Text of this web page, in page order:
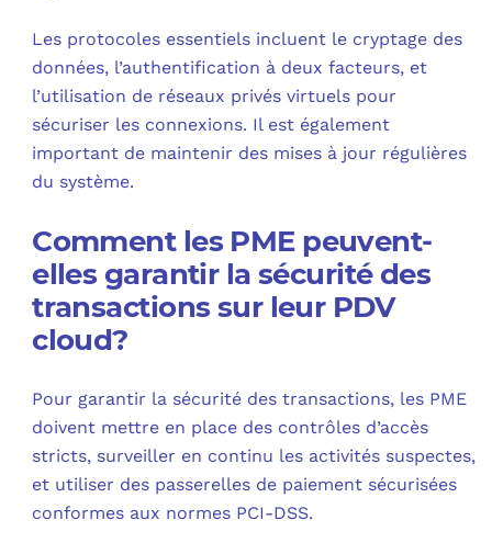
Les protocoles essentiels incluent le cryptage des
données, l’authentification à deux facteurs, et
l’utilisation de réseaux privés virtuels pour
sécuriser les connexions. Il est également
important de maintenir des mises à jour régulières
du système.
Comment les PME peuvent-
elles garantir la sécurité des
transactions sur leur PDV
cloud?
Pour garantir la sécurité des transactions, les PME
doivent mettre en place des contrôles d’accès
stricts, surveiller en continu les activités suspectes,
et utiliser des passerelles de paiement sécurisées
conformes aux normes PCI-DSS.